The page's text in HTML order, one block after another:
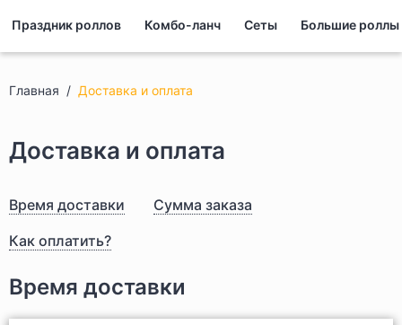
Праздник роллов Комбо-ланч Сеты Большие роллы
Главная Доставка и оплата
Доставка и оплата
Время доставки
Сумма заказа
Как оплатить?
Время доставки